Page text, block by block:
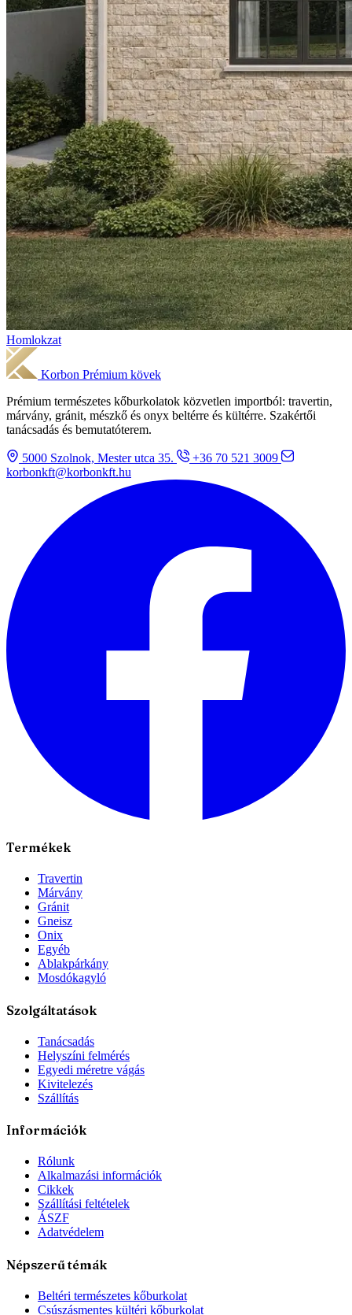
Homlokzat
Korbon Prémium kövek
Prémium természetes kőburkolatok közvetlen importból: travertin,
márvány, gránit, mészkő és onyx beltérre és kültérre. Szakértői
tanácsadás és bemutatóterem.
5000 Szolnok, Mester utca 35.
+36 70 521 3009
korbonkft@korbonkft.hu
Termékek
Travertin
Márvány
Gránit
Gneisz
Onix
Egyéb
Ablakpárkány
Mosdókagyló
Szolgáltatások
Tanácsadás
Helyszíni felmérés
Egyedi méretre vágás
Kivitelezés
Szállítás
Információk
Rólunk
Alkalmazási információk
Cikkek
Szállítási feltételek
ÁSZF
Adatvédelem
Népszerű témák
Beltéri természetes kőburkolat
Csúszásmentes kültéri kőburkolat